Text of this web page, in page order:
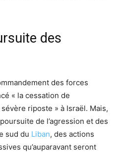
des
des forces
« la cessation de
riposte » à Israël. Mais,
de l’agression et des
sud du Liban, des actions
qu’auparavant seront